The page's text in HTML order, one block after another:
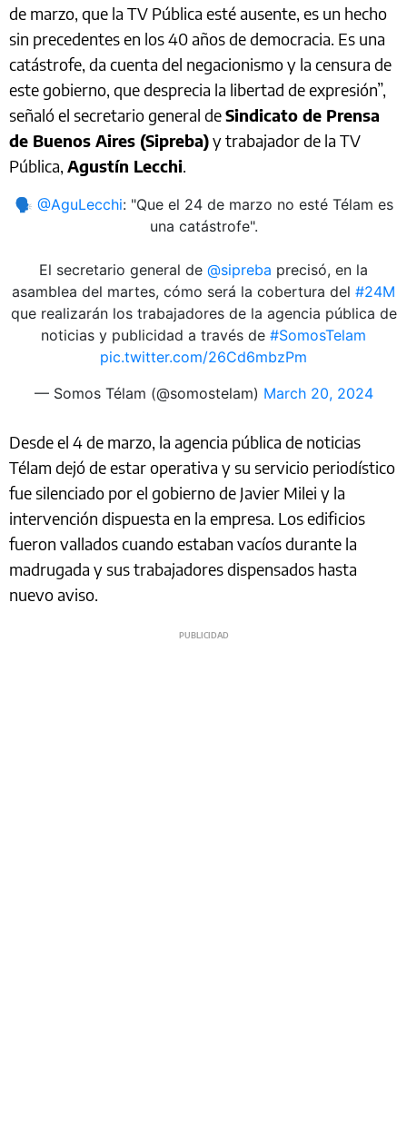
de marzo, que la TV Pública esté ausente, es un hecho
sin precedentes en los 40 años de democracia. Es una
catástrofe, da cuenta del negacionismo y la censura de
este gobierno, que desprecia la libertad de expresión”,
señaló el secretario general deSindicato de Prensa
de Buenos Aires (Sipreba)y trabajador de la TV
Pública, Agustín Lecchi.
🗣️ @AguLecchi: "Que el 24 de marzo no esté Télam es
una catástrofe".
El secretario general de @sipreba precisó, en la
asamblea del martes, cómo será la cobertura del #24M
que realizarán los trabajadores de la agencia pública de
noticias y publicidad a través de #SomosTelam
pic.twitter.com/26Cd6mbzPm
— Somos Télam (@somostelam) March 20, 2024
Desde el 4 de marzo, la agencia pública de noticias
Télam dejó de estar operativa y su servicio periodístico
fue silenciado por el gobierno de Javier Milei y la
intervención dispuesta en la empresa. Los edificios
fueron vallados cuando estaban vacíos durante la
madrugada y sus trabajadores dispensados hasta
nuevo aviso.